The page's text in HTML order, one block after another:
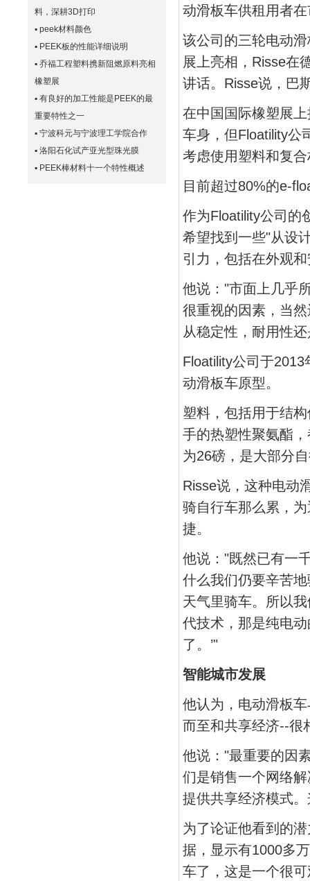
料，深耕3D打印
▪ peek材料颜色
▪ PEEK板的性能详细说明
▪ 乔福工程塑料携新阻燃原料亮相
橡塑展
▪ 有良好的加工性能是PEEK的最
重要特性之一
▪ 宁波科元与宁波理工学院合作
▪ 洛阳石化试产亚光型珠光膜
▪ PEEK棒材料十一个特性概述
动滑板车供租用者
该公司的三轮电动
展上亮相，Risse在
讲话。Risse说，巴
在中国国际橡塑展
车身，但Floatility公
考虑使用塑料和复
目前超过80%的e-
作为Floatility公司的
希望找到一些"从设
引力，包括在外观
他说："市面上几乎
很重视的因素，当
从稳定性，耐用性
Floatility公司于
动滑板车原型。
塑料，包括用于结
手的热塑性聚氨酯
为26磅，是大部分
Risse说，这种电动
骑自行车那么累，
捷。
他说："既然已有一
什么我们仍要辛苦
天气里骑车。所以
代技术，那是纯电
了。’"
智能城市发展
他认为，电动滑板
而至和共享经济--很
他说："最重要的因
们是销售一个网络
提供共享经济模式
为了论证他看到的
据，显示有1000多
车了，这是一个很